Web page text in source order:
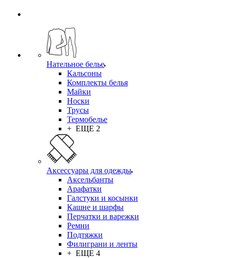
Нательное белье
Кальсоны
Комплекты белья
Майки
Носки
Трусы
Термобелье
+ ЕЩЕ 2
Аксессуары для одежды
Аксельбанты
Арафатки
Галстуки и косынки
Кашне и шарфы
Перчатки и варежки
Ремни
Подтяжки
Филиграни и ленты
+ ЕЩЕ 4